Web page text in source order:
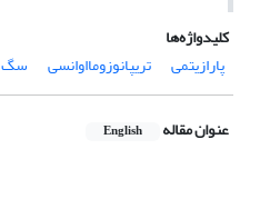
کلیدواژه‌ها
پارازیتمی
تریپانوزومااوانسی سگ
عنوان مقاله English